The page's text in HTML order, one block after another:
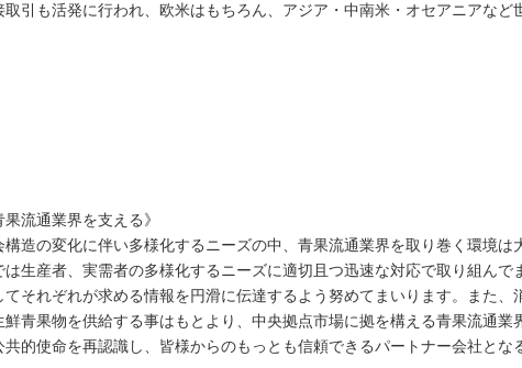
引も活発に行われ、欧米はもちろん、アジア・中南米・オセアニアなど
果流通業界を支える》
構造の変化に伴い多様化するニーズの中、青果流通業界を取り巻く環境は
は生産者、実需者の多様化するニーズに適切且つ迅速な対応で取り組んで
てそれぞれが求める情報を円滑に伝達するよう努めてまいります。また
鮮青果物を供給する事はもとより、中央拠点市場に拠を構える青果流通業
共的使命を再認識し、皆様からのもっとも信頼できるパートナー会社とな